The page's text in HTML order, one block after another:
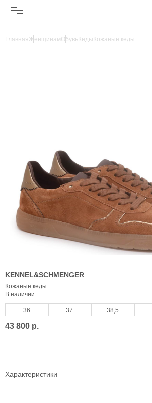
ГлавнаяЖенщинамОбувьКеды Кожаные кеды
KENNEL&SCHMENGER
Кожаные кеды
В наличии:
36 37 38,5
43 800 р.
Характеристики